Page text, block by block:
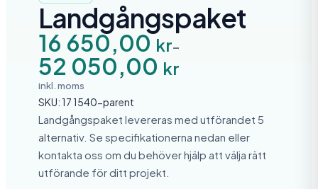
Landgångspaket
16 650,00kr–
52 050,00 kr
P
i
s
i
n
t
e
r
v
a
l
l
inkl. moms
SKU:17 1540-parent
Landgångspaket levereras med utförandet 5
alternativ. Se specifikationerna nedan eller
kontakta oss om du behöver hjälp att välja rätt
utförande för ditt projekt.